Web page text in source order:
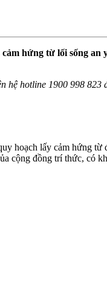
hứng từ lối sống an
hotline 1900 998 823
hoạch lấy cảm hứng
cộng đồng trí thức, có